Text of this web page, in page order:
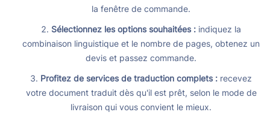
la fenêtre de commande.
Sélectionnez les options souhaitées : indiquez la
combinaison linguistique et le nombre de pages, obtenez un
devis et passez commande.
Profitez de services de traduction complets : recevez
votre document traduit dès qu'il est prêt, selon le mode de
livraison qui vous convient le mieux.